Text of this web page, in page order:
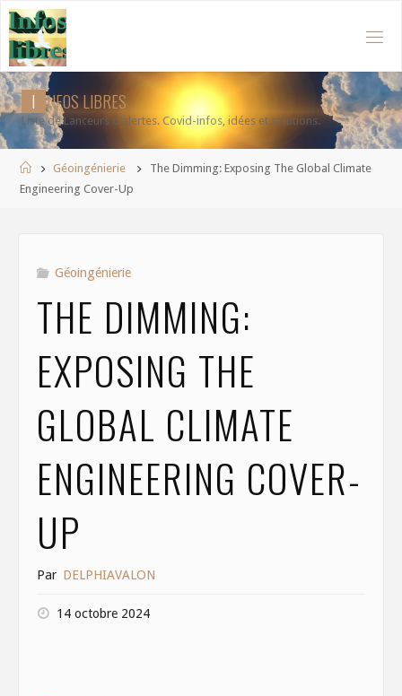
Aller
au
contenu
I NFOSLIBRES
Liste de Lanceurs d'alertes. Covid-infos, idées et solutions.
AccueilGéoingénierie
The Dimming: Exposing The Global Climate
Engineering Cover-Up
Géoingénierie
THE DIMMING:
EXPOSING THE
GLOBAL CLIMATE
ENGINEERING COVER-
UP
Par DELPHIAVALON
14 octobre 2024